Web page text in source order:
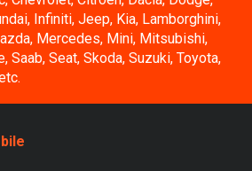
Infiniti, Jeep, Kia, Lamborghini,
Mercedes, Mini, Mitsubishi,
Saab, Seat, Skoda, Suzuki, Toyota,